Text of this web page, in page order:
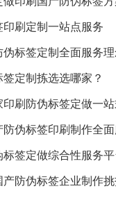
刷定制一站点服务
标签定制全面服务理
定制拣选选哪家？
刷防伪标签定做一
伪标签印刷制作全
签定做综合性服务平
防伪标签企业制作挑